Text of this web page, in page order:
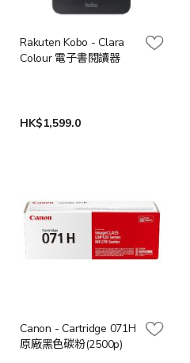
Rakuten Kobo - Clara
Colour 電子書閱讀器
HK$1,599.0
Canon - Cartridge 071H
原廠黑色碳粉(2500p)